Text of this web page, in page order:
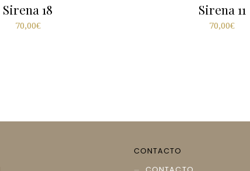
Sirena 18
70,00€
Sirena 11
70,00€
CONTACTO